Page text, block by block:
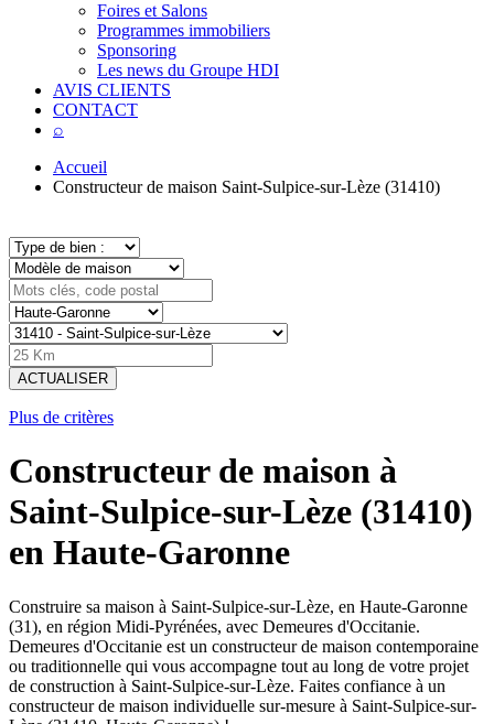
Foires et Salons
Programmes immobiliers
Sponsoring
Les news du Groupe HDI
AVIS CLIENTS
CONTACT
⌕
Accueil
Constructeur de maison Saint-Sulpice-sur-Lèze (31410)
ACTUALISER
Plus de critères
Constructeur de maison à
Saint-Sulpice-sur-Lèze (31410)
en Haute-Garonne
Construire sa maison à Saint-Sulpice-sur-Lèze, en Haute-Garonne
(31), en région Midi-Pyrénées, avec Demeures d'Occitanie.
Demeures d'Occitanie est un constructeur de maison contemporaine
ou traditionnelle qui vous accompagne tout au long de votre projet
de construction à Saint-Sulpice-sur-Lèze. Faites confiance à un
constructeur de maison individuelle sur-mesure à Saint-Sulpice-sur-